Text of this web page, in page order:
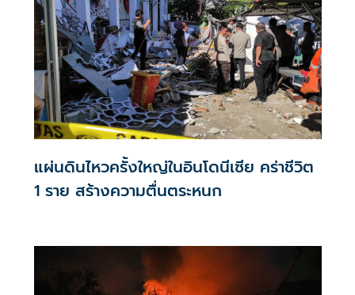
แผ่นดินไหวครั้งใหญ่ในอินโดนีเซีย คร่าชีวิต
1 ราย สร้างความตื่นตระหนก